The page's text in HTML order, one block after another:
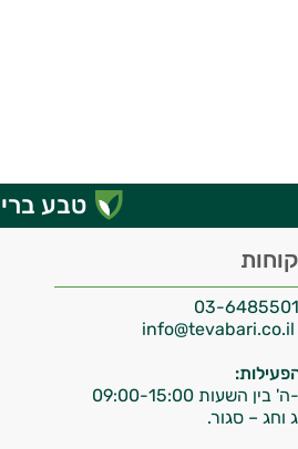
טבע
03-6485501
השעות 09:00-15:00
וחג – סגור.